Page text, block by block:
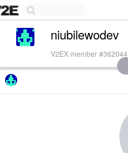
niubilewodev
V2EX member